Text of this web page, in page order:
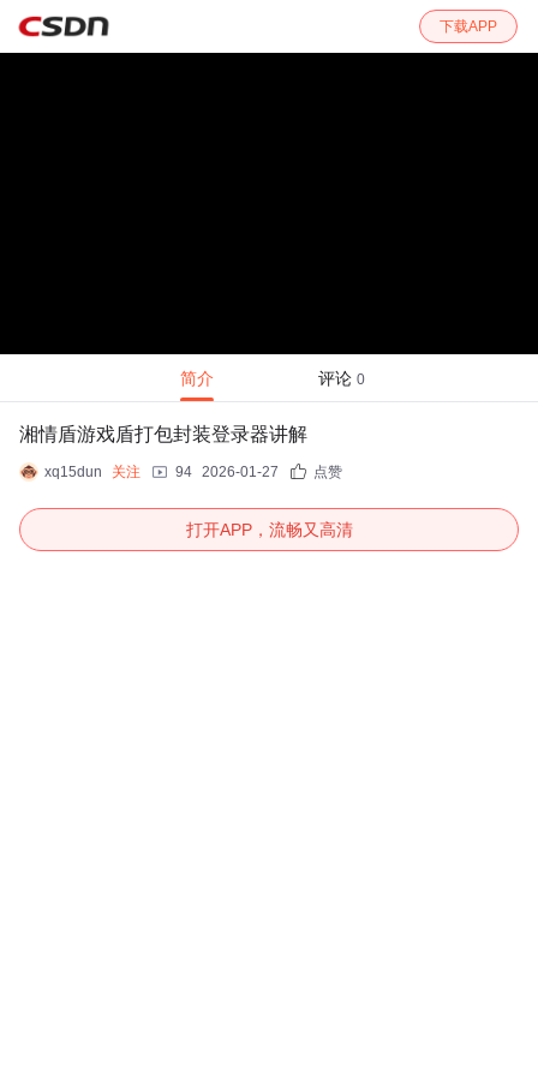
下载APP
简介 评论 0
湘情盾游戏盾打包封装登录器讲解
xq15dun 关注 94 2026-01-27 点赞
打开APP，流畅又高清